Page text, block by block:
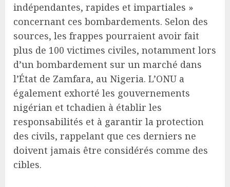
indépendantes, rapides et impartiales »
concernant ces bombardements. Selon des
sources, les frappes pourraient avoir fait
plus de 100 victimes civiles, notamment lors
d’un bombardement sur un marché dans
l’État de Zamfara, au Nigeria. L’ONU a
également exhorté les gouvernements
nigérian et tchadien à établir les
responsabilités et à garantir la protection
des civils, rappelant que ces derniers ne
doivent jamais être considérés comme des
cibles.